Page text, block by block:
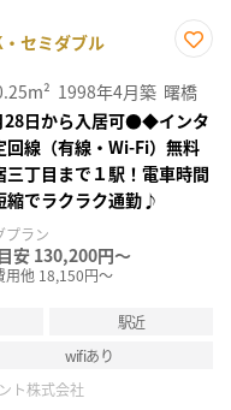
セミダブル
に入
り登
録
1998年4月築 曙橋
日から入居可●◆インタ
回線（有線・Wi-Fi）無料
丁目まで１駅！電車時間
縮でラクラク通勤♪
プラン
安 130,200円～
用他 18,150円～
駅近
wifiあり
ト株式会社